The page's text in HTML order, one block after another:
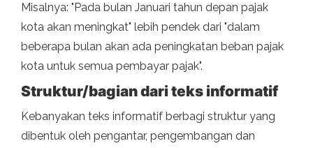
Misalnya: "Pada bulan Januari tahun depan pajak
kota akan meningkat" lebih pendek dari "dalam
beberapa bulan akan ada peningkatan beban pajak
kota untuk semua pembayar pajak".
Struktur/bagian dari teks informatif
Kebanyakan teks informatif berbagi struktur yang
dibentuk oleh pengantar, pengembangan dan